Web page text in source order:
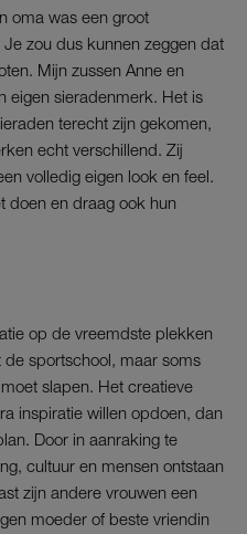
oma was een groot
zou dus kunnen zeggen dat
Mijn zussen Anne en
eigen sieradenmerk. Het is
terecht zijn gekomen,
echt verschillend. Zij
volledig eigen look en feel.
doen en draag ook hun
op de vreemdste plekken
sportschool, maar soms
slapen. Het creatieve
inspiratie willen opdoen, dan
Door in aanraking te
cultuur en mensen ontstaan
zijn andere vrouwen een
moeder of beste vriendin